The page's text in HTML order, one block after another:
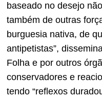
baseado no desejo
também de outras
burguesia nativa, de
antipetistas”,
Folha e por outros
conservadores e
tendo “reflexos